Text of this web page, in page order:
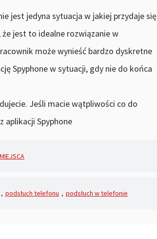
jest jedyna sytuacja w jakiej przydaje się
że jest to idealne rozwiązanie w
może wynieść bardzo dyskretne
Spyphone w sytuacji, gdy nie do końca
Jeśli macie wątpliwości co do
aplikacji Spyphone
, podsłuch telefonu , podsłuch w telefonie